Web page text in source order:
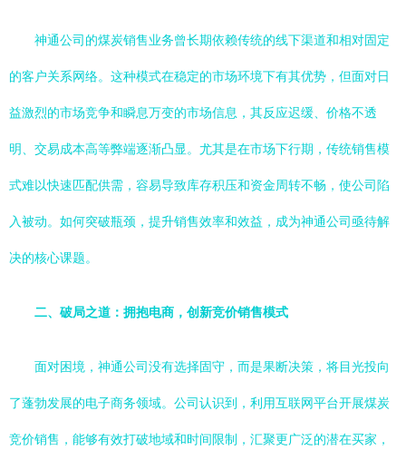
神通公司的煤炭销售业务曾长期依赖传统的线下渠道和相对固定
的客户关系网络。这种模式在稳定的市场环境下有其优势，但面对日
益激烈的市场竞争和瞬息万变的市场信息，其反应迟缓、价格不透
明、交易成本高等弊端逐渐凸显。尤其是在市场下行期，传统销售模
式难以快速匹配供需，容易导致库存积压和资金周转不畅，使公司陷
入被动。如何突破瓶颈，提升销售效率和效益，成为神通公司亟待解
决的核心课题。
二、破局之道：拥抱电商，创新竞价销售模式
面对困境，神通公司没有选择固守，而是果断决策，将目光投向
了蓬勃发展的电子商务领域。公司认识到，利用互联网平台开展煤炭
竞价销售，能够有效打破地域和时间限制，汇聚更广泛的潜在买家，